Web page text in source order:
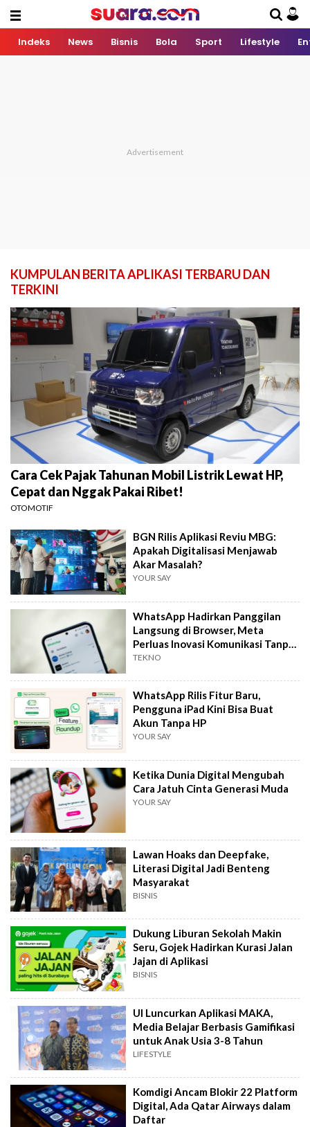
Indeks News Bisnis Bola Sport Lifestyle
KUMPULAN BERITA APLIKASI TERBARU DAN
TERKINI
Cara Cek Pajak Tahunan Mobil Listrik Lewat HP,
Cepat dan Nggak Pakai Ribet!
OTOMOTIF
BGN Rilis Aplikasi Reviu MBG:
Apakah Digitalisasi Menjawab
Akar Masalah?
YOUR SAY
WhatsApp Hadirkan Panggilan
Langsung di Browser, Meta
Perluas Inovasi Komunikasi Tanpa
Aplikasi
TEKNO
WhatsApp Rilis Fitur Baru,
Pengguna iPad Kini Bisa Buat
Akun Tanpa HP
YOUR SAY
Ketika Dunia Digital Mengubah
Cara Jatuh Cinta Generasi Muda
YOUR SAY
Lawan Hoaks dan Deepfake,
Literasi Digital Jadi Benteng
Masyarakat
BISNIS
Dukung Liburan Sekolah Makin
Seru, Gojek Hadirkan Kurasi Jalan
Jajan di Aplikasi
BISNIS
UI Luncurkan Aplikasi MAKA,
Media Belajar Berbasis Gamifikasi
untuk Anak Usia 3-8 Tahun
LIFESTYLE
Komdigi Ancam Blokir 22 Platform
Digital, Ada Qatar Airways dalam
Daftar